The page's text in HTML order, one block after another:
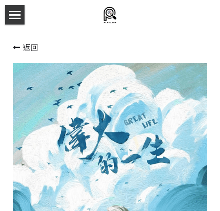
新本預告
主持人檔案
劇本相冊
拼團快團群組
劇本殺介紹
新手須知
返回
商品分類
所有商品分類